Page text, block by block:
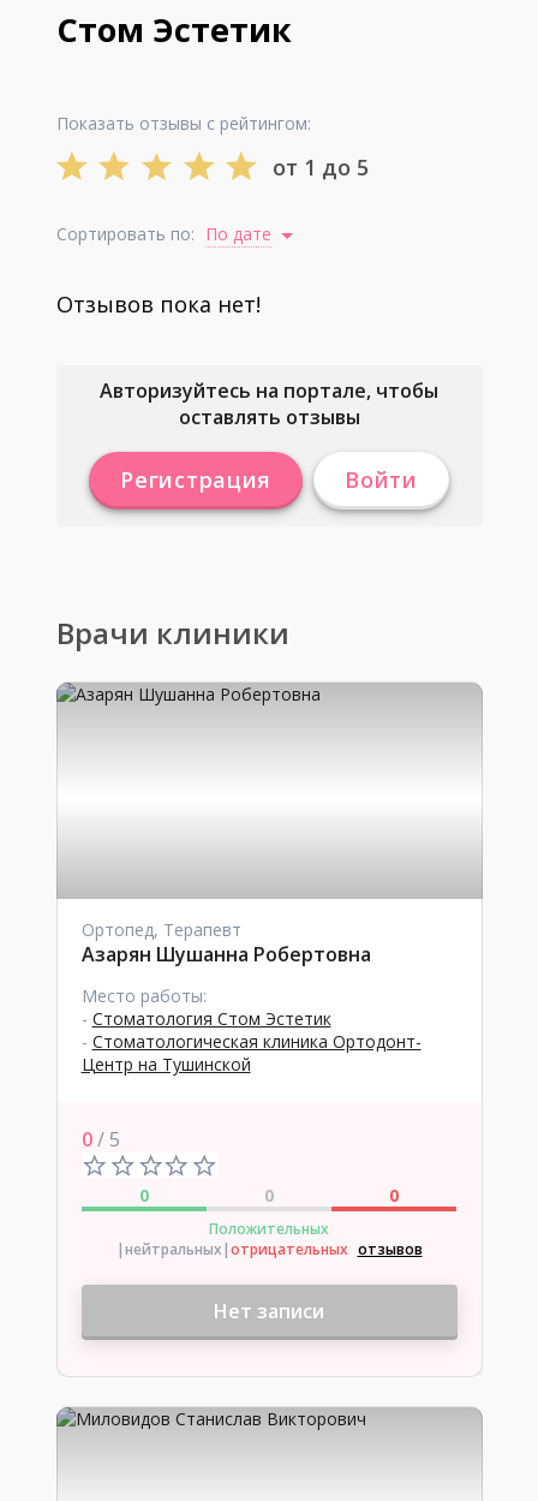
Стом Эстетик
Показать отзывы с рейтингом:
от 1 до 5
Сортировать по: По дате
Отзывов пока нет!
Авторизуйтесь на портале, чтобы
оставлять отзывы
Регистрация Войти
Врачи клиники
Ортопед, Терапевт
Азарян Шушанна Робертовна
Место работы:
- Стоматология Стом Эстетик
- Стоматологическая клиника Ортодонт-
Центр на Тушинской
0/ 5
0 0 0
Положительных
|нейтральных|отрицательных отзывов
Нет записи